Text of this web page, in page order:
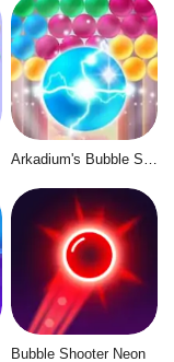
Bubble Shooter Neon